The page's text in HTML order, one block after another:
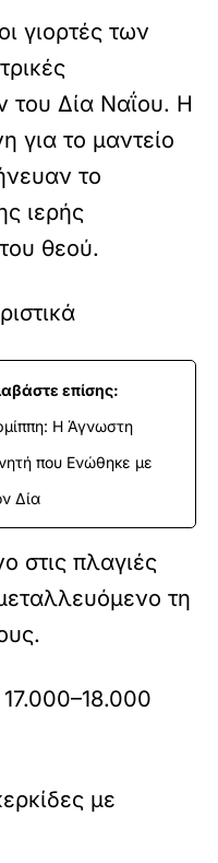
γιορτές των
του Δία Ναΐου. Η
για το μαντείο
το
ιερής
θεού.
επίσης:
Η Άγνωστη
που Ενώθηκε με
Δία
στις πλαγιές
τη
με